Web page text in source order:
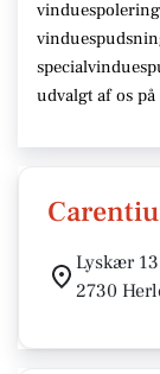
udvalgt af os på
Lyskær 13
2730